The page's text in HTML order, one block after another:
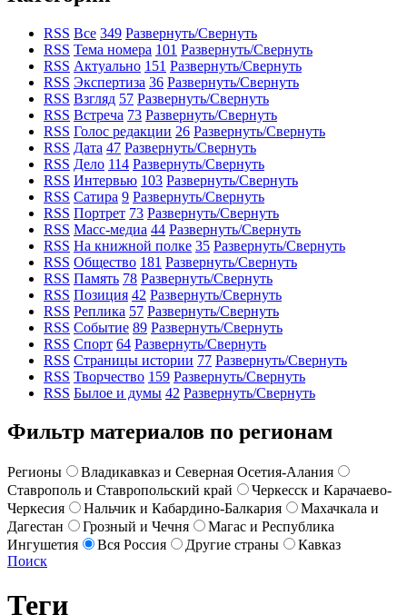
RSS Все 349 Развернуть/Свернуть
RSS Тема номера 101 Развернуть/Свернуть
RSS Актуально 151 Развернуть/Свернуть
RSS Экспертиза 36 Развернуть/Свернуть
RSS Взгляд 57 Развернуть/Свернуть
RSS Встреча 73 Развернуть/Свернуть
RSS Голос редакции 26 Развернуть/Свернуть
RSS Дата 47 Развернуть/Свернуть
RSS Дело 114 Развернуть/Свернуть
RSS Интервью 103 Развернуть/Свернуть
RSS Сатира 9 Развернуть/Свернуть
RSS Портрет 73 Развернуть/Свернуть
RSS Масс-медиа 44 Развернуть/Свернуть
RSS На книжной полке 35 Развернуть/Свернуть
RSS Общество 181 Развернуть/Свернуть
RSS Память 78 Развернуть/Свернуть
RSS Позиция 42 Развернуть/Свернуть
RSS Реплика 57 Развернуть/Свернуть
RSS Событие 89 Развернуть/Свернуть
RSS Спорт 64 Развернуть/Свернуть
RSS Страницы истории 77 Развернуть/Свернуть
RSS Творчество 159 Развернуть/Свернуть
RSS Былое и думы 42 Развернуть/Свернуть
Фильтр материалов по регионам
Регионы
Владикавказ и Северная Осетия-Алания
Ставрополь и Ставропольский край
Черкесск и Карачаево-
Черкесия
Нальчик и Кабардино-Балкария
Махачкала и
Дагестан
Грозный и Чечня
Магас и Республика
Ингушетия
Вся Россия Другие страны
Кавказ
Поиск
Теги